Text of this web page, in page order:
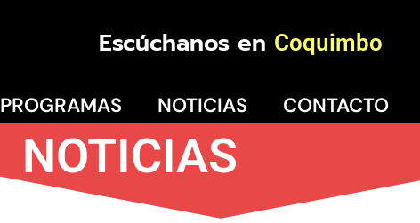
Escúchanos en Coquimbo
PROGRAMAS NOTICIAS CONTACTO
NOTICIAS